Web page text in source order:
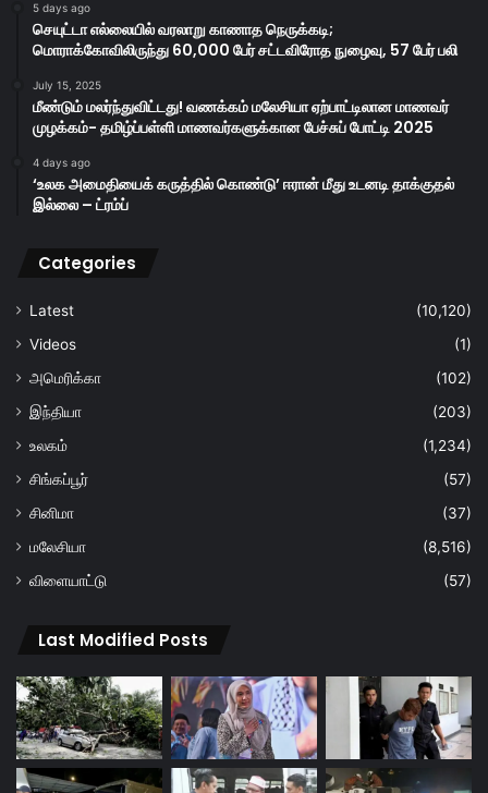
5 days ago
செயுட்டா எல்லையில் வரலாறு காணாத நெருக்கடி;
மொராக்கோவிலிருந்து 60,000 பேர் சட்டவிரோத நுழைவு, 57 பேர் பலி
July 15, 2025
மீண்டும் மலர்ந்துவிட்டது! வணக்கம் மலேசியா ஏற்பாட்டிலான மாணவர்
முழக்கம்- தமிழ்ப்பள்ளி மாணவர்களுக்கான பேச்சுப் போட்டி 2025
4 days ago
‘உலக அமைதியைக் கருத்தில் கொண்டு’ ஈரான் மீது உடனடி தாக்குதல்
இல்லை – ட்ரம்ப்
Categories
Latest
(10,120)
Videos
(1)
அமெரிக்கா
(102)
இந்தியா
(203)
உலகம்
(1,234)
சிங்கப்பூர்
(57)
சினிமா
(37)
மலேசியா
(8,516)
விளையாட்டு
(57)
Last Modified Posts